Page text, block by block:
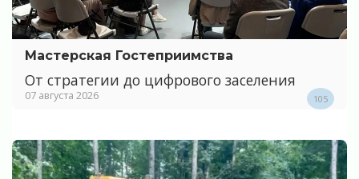
Мастерская Гостеприимства
От стратегии до цифрового заселения
07 августа 2026 105